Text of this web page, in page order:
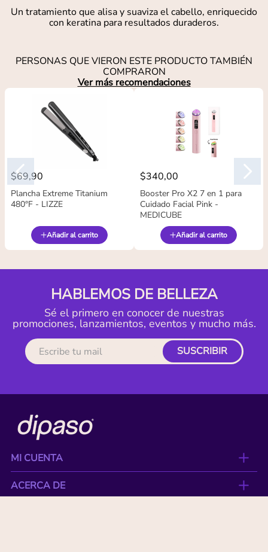
Un tratamiento que alisa y suaviza el cabello, enriquecido
con keratina para resultados duraderos.
PERSONAS QUE VIERON ESTE PRODUCTO TAMBIÉN
COMPRARON
Ver más recomendaciones
$69,90
Plancha Extreme Titanium
480°F - LIZZE
Añadir al carrito
$340,00
Booster Pro X2 7 en 1 para
Cuidado Facial Pink -
MEDICUBE
Añadir al carrito
HABLEMOS DE BELLEZA
Sé el primero en conocer de nuestras
promociones, lanzamientos, eventos y mucho más.
SUSCRIBIR
MI CUENTA
ACERCA DE